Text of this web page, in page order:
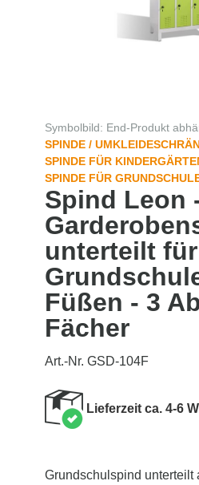
Symbolbild: End-Produkt
SPINDE /
SPINDE FÜR
SPINDE FÜR
Spind Leon
unterteilt für
Füßen - 3
Fächer
Art.-Nr. GSD-104F
Lieferzeit ca. 4-6
Grundschulspind unterteilt